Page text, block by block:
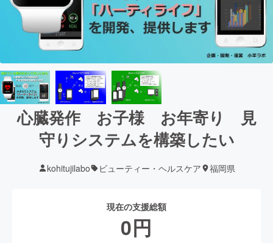
心臓発作 お子様 お年寄り 見
守りシステムを構築したい
kohitujilabo ビューティー・ヘルスケア 福岡県
現在の支援総額
0円